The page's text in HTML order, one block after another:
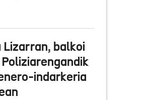
Lizarran, balkoi
indarkeria